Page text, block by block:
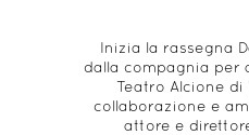
Inizia la rassegna
dalla compagnia per
Teatro Alcione di
collaborazione e
attore e